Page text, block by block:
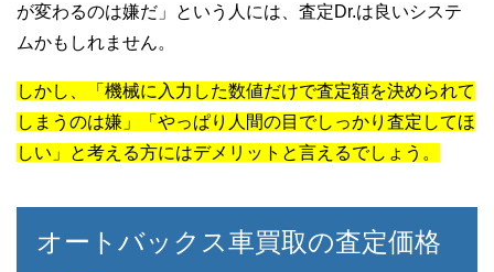
が変わるのは嫌だ」という人には、査定Dr.は良いシステ
ムかもしれません。
しかし、「機械に入力した数値だけで査定額を決められて
しまうのは嫌」「やっぱり人間の目でしっかり査定してほ
しい」と考える方にはデメリットと言えるでしょう。
オートバックス車買取の査定価格